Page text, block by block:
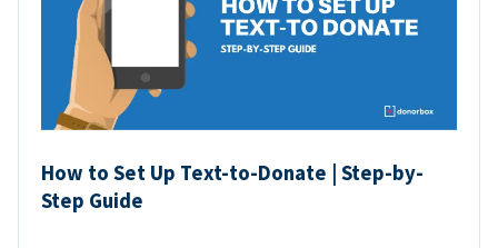
How to Set Up Text-to-Donate | Step-by-
Step Guide